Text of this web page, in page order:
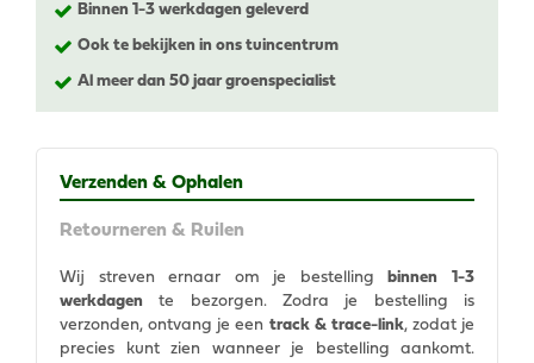
Binnen 1-3 werkdagen geleverd
Ook te bekijken in ons tuincentrum
Al meer dan 50 jaar groenspecialist
Verzenden & Ophalen
Retourneren & Ruilen
Wij streven ernaar om je bestelling
binnen 1-3
werkdagen te bezorgen. Zodra je bestelling is
verzonden, ontvang je een track & trace-link, zodat je
precies kunt zien wanneer je bestelling aankomt.